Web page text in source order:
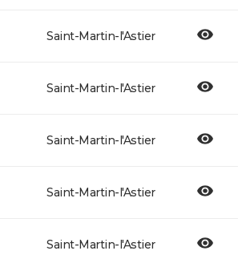
Saint-Martin-l'Astier
Saint-Martin-l'Astier
Saint-Martin-l'Astier
Saint-Martin-l'Astier
Saint-Martin-l'Astier